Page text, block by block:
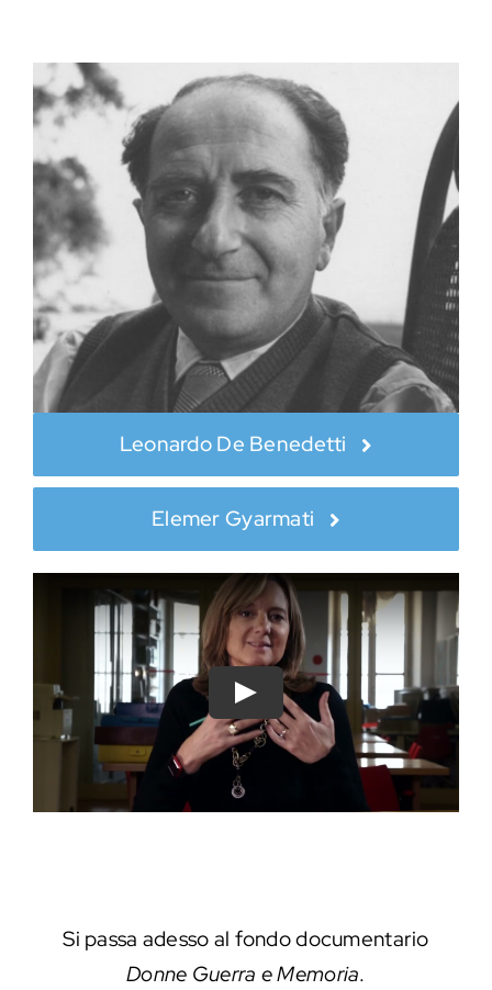
Leonardo De Benedetti
Elemer Gyarmati
Play
Si passa adesso al fondo documentario
Donne Guerra e Memoria.